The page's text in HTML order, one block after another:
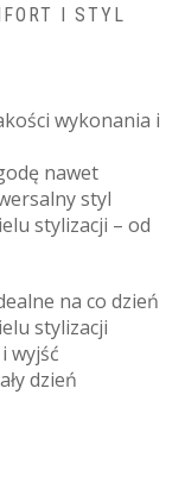
I STYL
wykonania i
nawet
styl
stylizacji – od
na co dzień
stylizacji
wyjść
dzień